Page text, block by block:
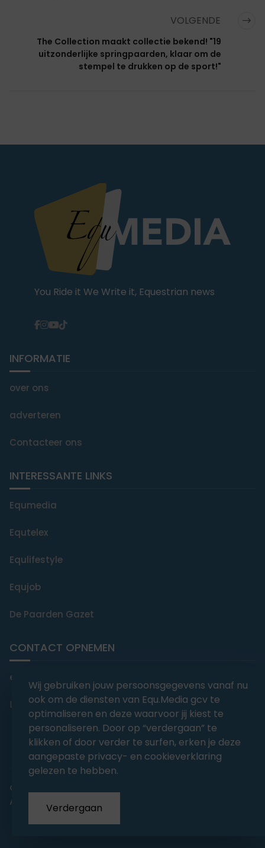
VOLGENDE
The Collection maakt collectie bekend! "19
uitzonderlijke springpaarden, klaar om de
stempel te drukken op de sport!"
You Ride it We Write it, Equestrian news
INFORMATIE
over ons
adverteren
Contacteer ons
INTERESSANTE LINKS
Equmedia
Equtelex
Equlifestyle
Equjob
De Paarden Gazet
CONTACT OPNEMEN
editorial@equmedia.be
Langendamdreef 22 9880 Aalter België
Copyrights 2026EQU.MEDIA BV
abonnementsvoorwaarden
Algemene voorwaarden
Wij gebruiken jouw persoonsgegevens vanaf nu
ook om de diensten van Equ.Media gcv te
optimaliseren en deze waarvoor jij kiest te
personaliseren. Door op “verdergaan” te
klikken of door verder te surfen, erken je deze
aangepaste privacy- en cookieverklaring
gelezen te hebben.
Verdergaan